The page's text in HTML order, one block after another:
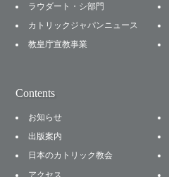
ラウダート・シ部門
カトリックジャパンニュース
教皇庁宣教事業
Contents
お知らせ
出版案内
日本のカトリック教会
アクセス